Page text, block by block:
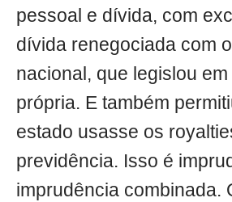
pessoal e dívida, com
dívida renegociada com
nacional, que legislou
própria. E também
estado usasse os
previdência. Isso é
imprudência combinada.